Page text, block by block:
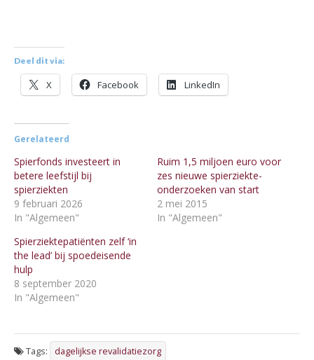
Deel dit via:
X Facebook LinkedIn
Gerelateerd
Spierfonds investeert in
betere leefstijl bij
spierziekten
9 februari 2026
In "Algemeen"
Ruim 1,5 miljoen euro voor
zes nieuwe spierziekte-
onderzoeken van start
2 mei 2015
In "Algemeen"
Spierziektepatiënten zelf ‘in
the lead’ bij spoedeisende
hulp
8 september 2020
In "Algemeen"
Tags:
dagelijkse revalidatiezorg